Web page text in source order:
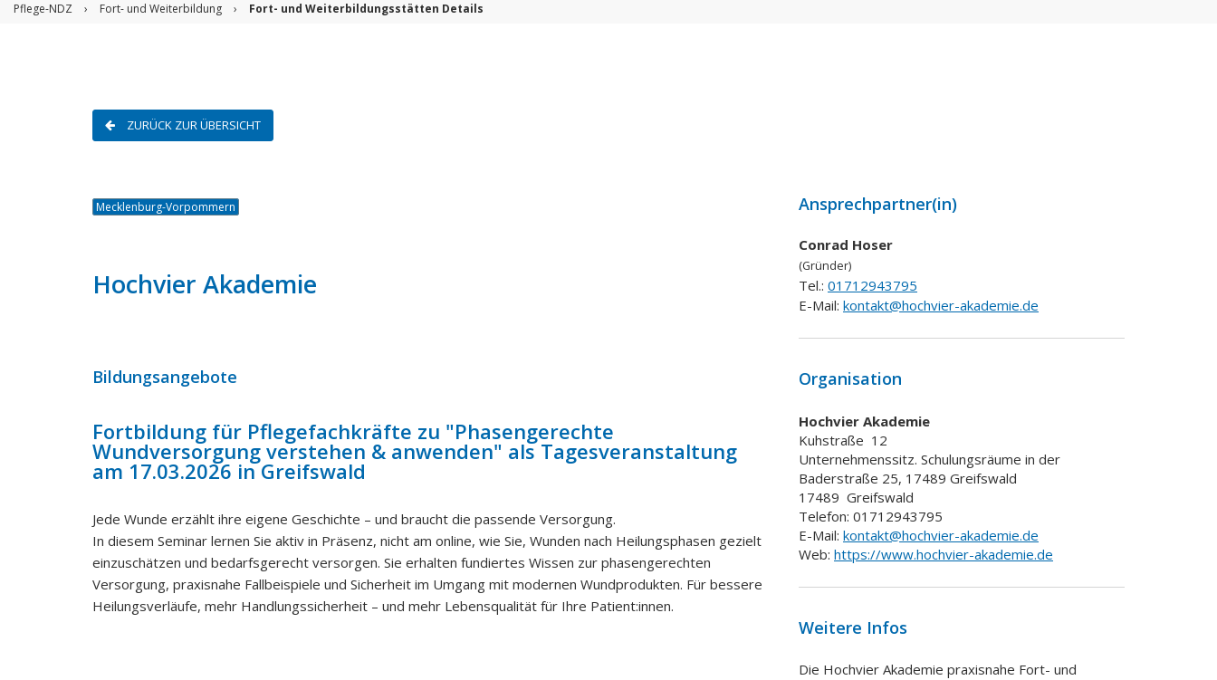
Pflege-NDZ › Fort- und Weiterbildung › Fort- und Weiterbildungsstätten Details
ZURÜCK ZUR ÜBERSICHT
Mecklenburg-Vorpommern
Hochvier Akademie
Bildungsangebote
Fortbildung für Pflegefachkräfte zu "Phasengerechte
Wundversorgung verstehen & anwenden" als Tagesveranstaltung
am 17.03.2026 in Greifswald
Jede Wunde erzählt ihre eigene Geschichte – und braucht die passende Versorgung.
In diesem Seminar lernen Sie aktiv in Präsenz, nicht am online, wie Sie, Wunden nach Heilungsphasen gezielt
einzuschätzen und bedarfsgerecht versorgen. Sie erhalten fundiertes Wissen zur phasengerechten
Versorgung, praxisnahe Fallbeispiele und Sicherheit im Umgang mit modernen Wundprodukten. Für bessere
Heilungsverläufe, mehr Handlungssicherheit – und mehr Lebensqualität für Ihre Patient:innen.
Ansprechpartner(in)
Conrad Hoser
(Gründer)
Tel.: 01712943795
E-Mail: kontakt@hochvier-akademie.de
Organisation
Hochvier Akademie
Kuhstraße 12
Unternehmenssitz. Schulungsräume in der
Baderstraße 25, 17489 Greifswald
17489 Greifswald
Telefon: 01712943795
E-Mail: kontakt@hochvier-akademie.de
Web: https://www.hochvier-akademie.de
Weitere Infos
Die Hochvier Akademie praxisnahe Fort- und